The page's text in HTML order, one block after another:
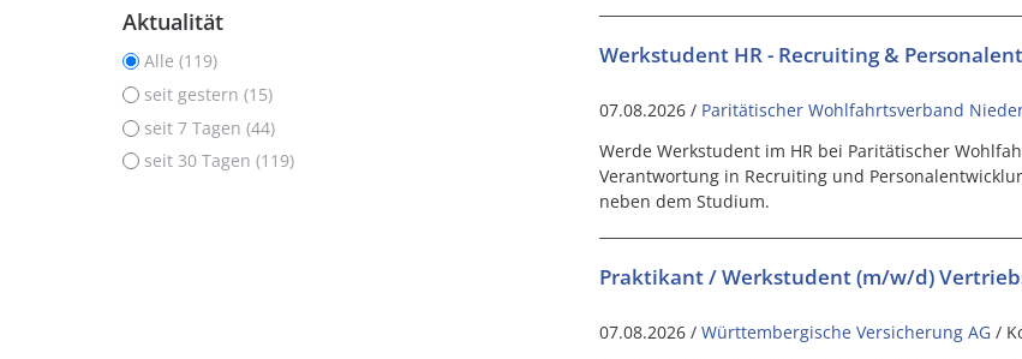
Aktualität
Alle (119)
seit gestern (15)
seit 7 Tagen (44)
seit 30 Tagen (119)
Werkstudent HR - Recruiting &
07.08.2026 / Paritätischer Wohlfahrtsverband
Werde Werkstudent im HR bei Paritätischer
Verantwortung in Recruiting und
neben dem Studium.
Praktikant / Werkstudent (m/w/d)
07.08.2026 / Württembergische Versicherung AG /